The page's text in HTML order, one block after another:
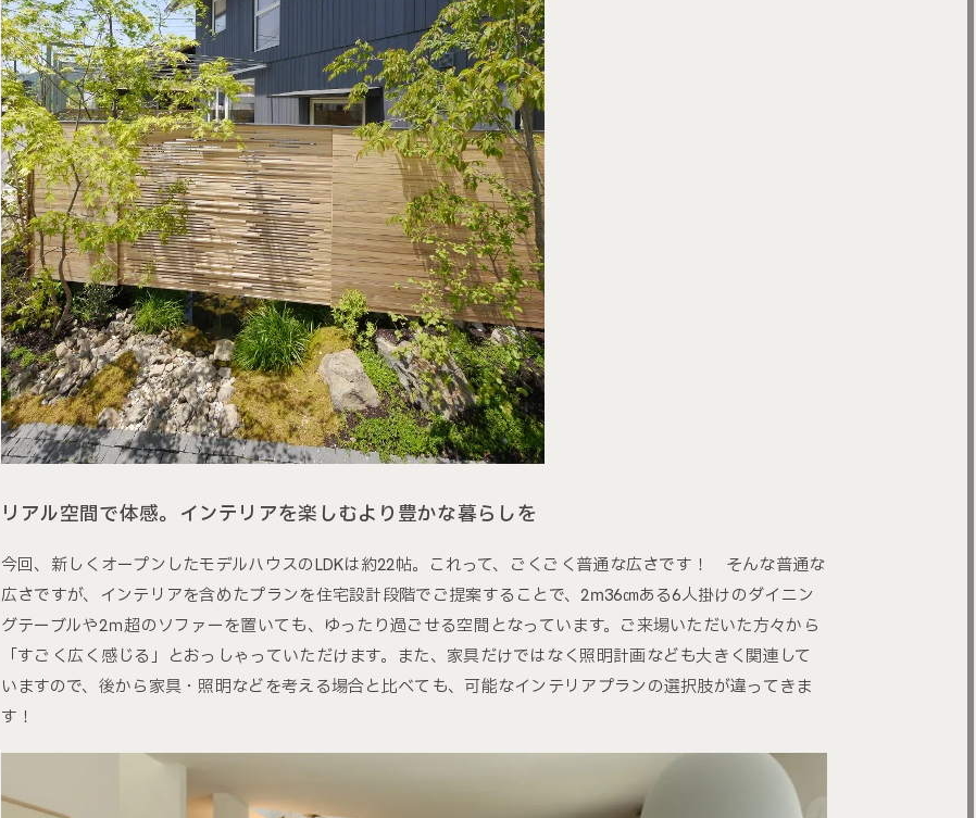
リアル空間で体感。インテリアを楽しむより豊かな暮らしを
今回、新しくオープンしたモデルハウスのLDKは約22帖。これって、ごくごく普通な広さです！ そんな普通な
広さですが、インテリアを含めたプランを住宅設計段階でご提案することで、2ⅿ36㎝ある6人掛けのダイニン
グテーブルや2ｍ超のソファーを置いても、ゆったり過ごせる空間となっています。ご来場いただいた方々から
「すごく広く感じる」とおっしゃっていただけます。また、家具だけではなく照明計画なども大きく関連して
いますので、後から家具・照明などを考える場合と比べても、可能なインテリアプランの選択肢が違ってきま
す！